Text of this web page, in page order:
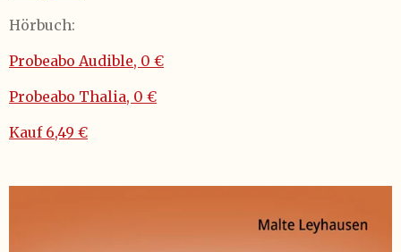
Hörbuch:
Probeabo Audible, 0 €
Probeabo Thalia, 0 €
Kauf 6,49 €